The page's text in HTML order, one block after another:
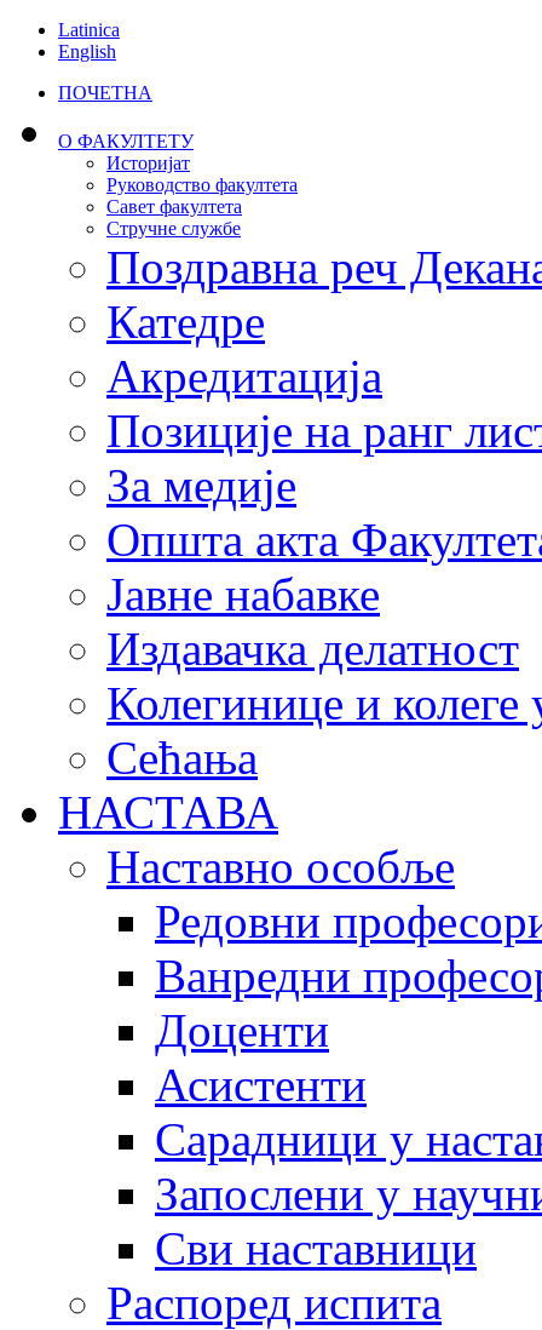
Latinica
English
ПОЧЕТНА
О ФАКУЛТЕТУ
Историјат
Руководство факултета
Савет факултета
Стручне службе
Поздравна реч
Катедре
Акредитација
Позиције на ранг
За медије
Општа акта
Јавне набавке
Издавачка делатност
Колегинице и колеге
Сећања
НАСТАВА
Наставно особље
Редовни
Ванредни
Доценти
Асистенти
Сарадници у
Запослени у
Сви наставници
Распоред испита